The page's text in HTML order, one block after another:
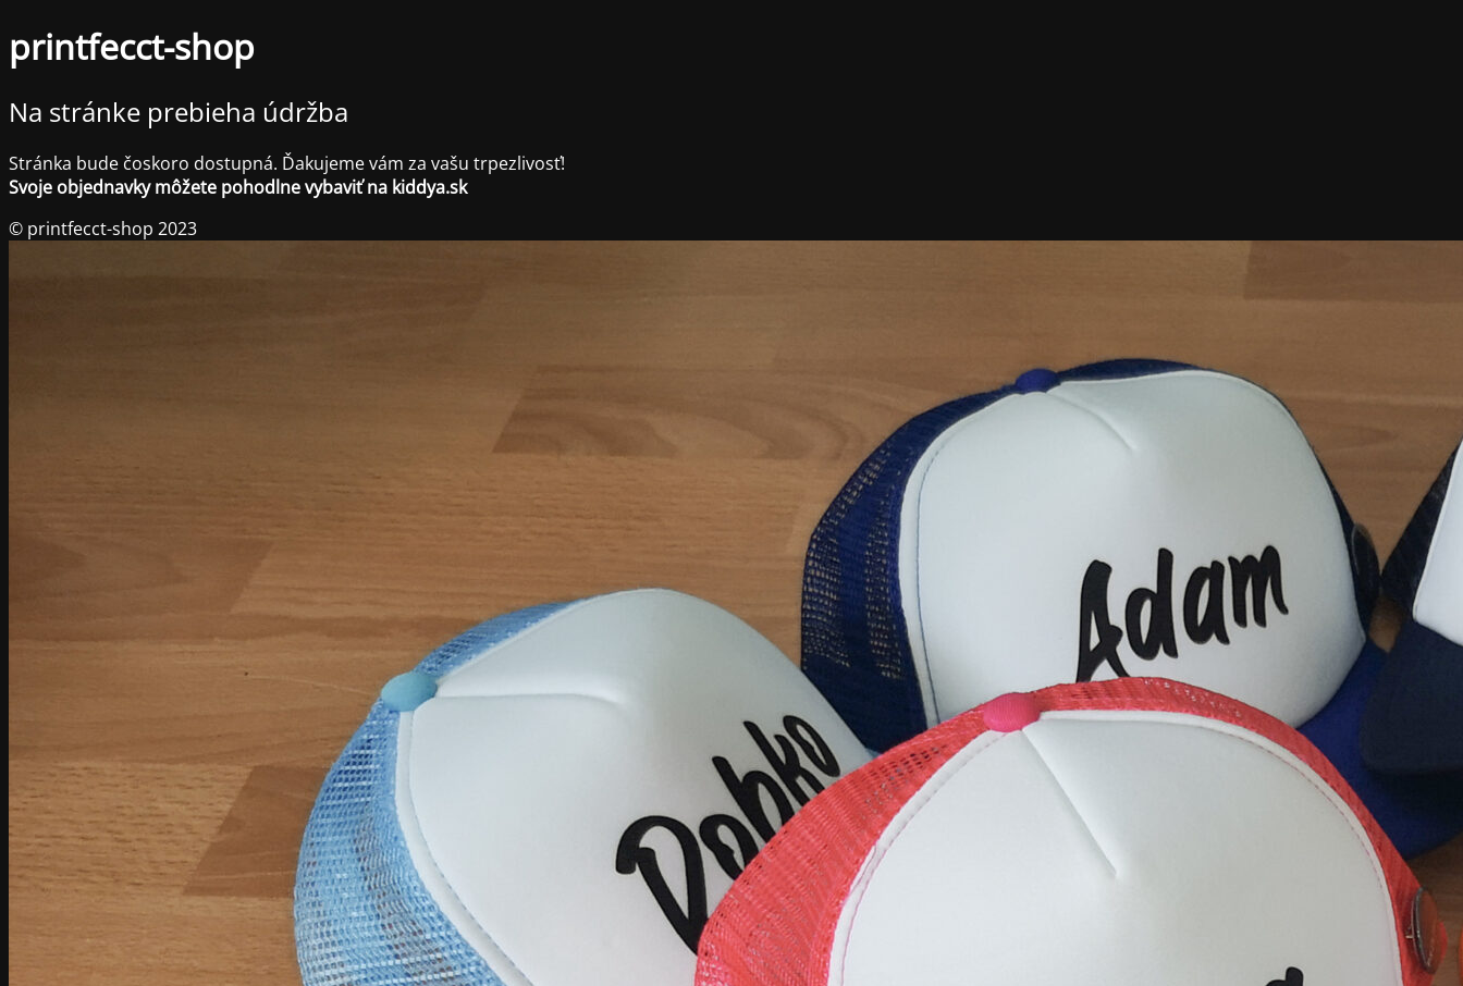
printfecct-shop
Na stránke prebieha údržba
Stránka bude čoskoro dostupná. Ďakujeme vám za vašu trpezlivosť!
Svoje objednavky môžete pohodlne vybaviť na kiddya.sk
© printfecct-shop 2023